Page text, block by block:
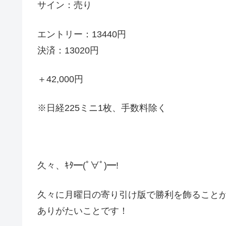
サイン：売り
エントリー：13440円
決済：13020円
＋42,000円
※日経225ミニ1枚、手数料除く
久々、ｷﾀ━(ﾟ∀ﾟ)━!
久々に月曜日の寄り引け版で勝利を飾ること
ありがたいことです！